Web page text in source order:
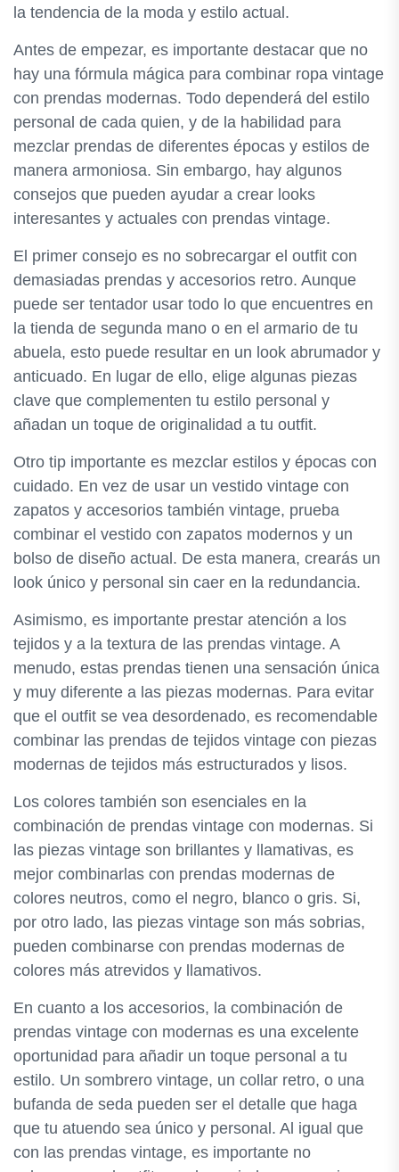
la tendencia de la moda y estilo actual.
Antes de empezar, es importante destacar que no
hay una fórmula mágica para combinar ropa vintage
con prendas modernas. Todo dependerá del estilo
personal de cada quien, y de la habilidad para
mezclar prendas de diferentes épocas y estilos de
manera armoniosa. Sin embargo, hay algunos
consejos que pueden ayudar a crear looks
interesantes y actuales con prendas vintage.
El primer consejo es no sobrecargar el outfit con
demasiadas prendas y accesorios retro. Aunque
puede ser tentador usar todo lo que encuentres en
la tienda de segunda mano o en el armario de tu
abuela, esto puede resultar en un look abrumador y
anticuado. En lugar de ello, elige algunas piezas
clave que complementen tu estilo personal y
añadan un toque de originalidad a tu outfit.
Otro tip importante es mezclar estilos y épocas con
cuidado. En vez de usar un vestido vintage con
zapatos y accesorios también vintage, prueba
combinar el vestido con zapatos modernos y un
bolso de diseño actual. De esta manera, crearás un
look único y personal sin caer en la redundancia.
Asimismo, es importante prestar atención a los
tejidos y a la textura de las prendas vintage. A
menudo, estas prendas tienen una sensación única
y muy diferente a las piezas modernas. Para evitar
que el outfit se vea desordenado, es recomendable
combinar las prendas de tejidos vintage con piezas
modernas de tejidos más estructurados y lisos.
Los colores también son esenciales en la
combinación de prendas vintage con modernas. Si
las piezas vintage son brillantes y llamativas, es
mejor combinarlas con prendas modernas de
colores neutros, como el negro, blanco o gris. Si,
por otro lado, las piezas vintage son más sobrias,
pueden combinarse con prendas modernas de
colores más atrevidos y llamativos.
En cuanto a los accesorios, la combinación de
prendas vintage con modernas es una excelente
oportunidad para añadir un toque personal a tu
estilo. Un sombrero vintage, un collar retro, o una
bufanda de seda pueden ser el detalle que haga
que tu atuendo sea único y personal. Al igual que
con las prendas vintage, es importante no